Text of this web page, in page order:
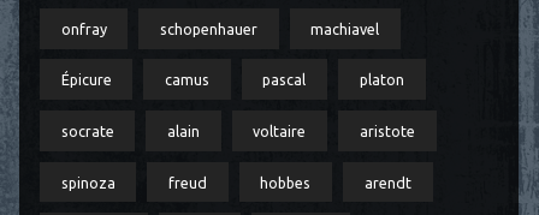
onfray schopenhauer machiavel
Épicure camus pascal platon
socrate alain voltaire aristote
spinoza freud hobbes arendt